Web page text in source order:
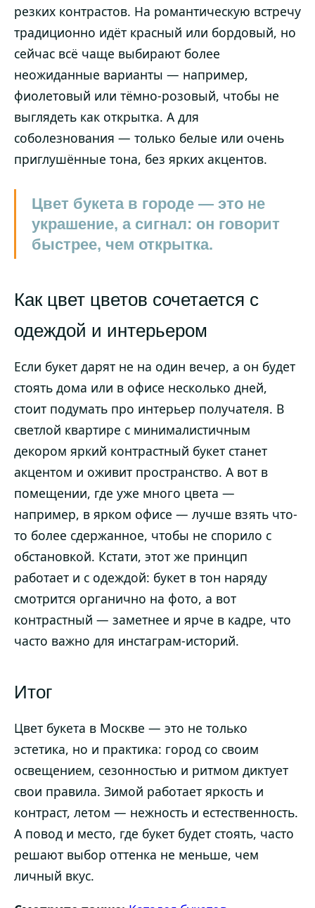
резких контрастов. На романтическую встречу
традиционно идёт красный или бордовый, но
сейчас всё чаще выбирают более
неожиданные варианты — например,
фиолетовый или тёмно-розовый, чтобы не
выглядеть как открытка. А для
соболезнования — только белые или очень
приглушённые тона, без ярких акцентов.
Цвет букета в городе — это не
украшение, а сигнал: он говорит
быстрее, чем открытка.
Как цвет цветов сочетается с
одеждой и интерьером
Если букет дарят не на один вечер, а он будет
стоять дома или в офисе несколько дней,
стоит подумать про интерьер получателя. В
светлой квартире с минималистичным
декором яркий контрастный букет станет
акцентом и оживит пространство. А вот в
помещении, где уже много цвета —
например, в ярком офисе — лучше взять что-
то более сдержанное, чтобы не спорило с
обстановкой. Кстати, этот же принцип
работает и с одеждой: букет в тон наряду
смотрится органично на фото, а вот
контрастный — заметнее и ярче в кадре, что
часто важно для инстаграм-историй.
Итог
Цвет букета в Москве — это не только
эстетика, но и практика: город со своим
освещением, сезонностью и ритмом диктует
свои правила. Зимой работает яркость и
контраст, летом — нежность и естественность.
А повод и место, где букет будет стоять, часто
решают выбор оттенка не меньше, чем
личный вкус.